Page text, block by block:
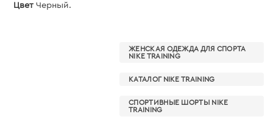
Цвет Черный.
ЖЕНСКАЯ ОДЕЖДА ДЛЯ СПОРТА
NIKE TRAINING
КАТАЛОГ NIKE TRAINING
СПОРТИВНЫЕ ШОРТЫ NIKE
TRAINING